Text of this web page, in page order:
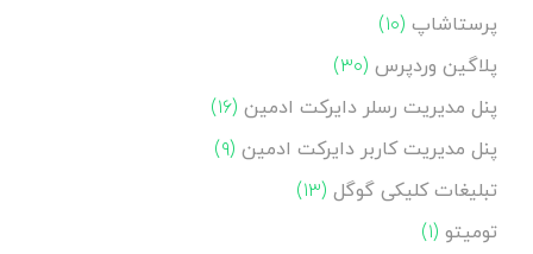
پرستاشاپ (۱۰)
پلاگین وردپرس (۳۰)
پنل مدیریت رسلر دایرکت ادمین (۱۶)
پنل مدیریت کاربر دایرکت ادمین (۹)
تبلیغات کلیکی گوگل (۱۳)
تومیتو (۱)